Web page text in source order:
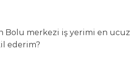
Bolu merkezi iş yerimi en ucuz
ederim?